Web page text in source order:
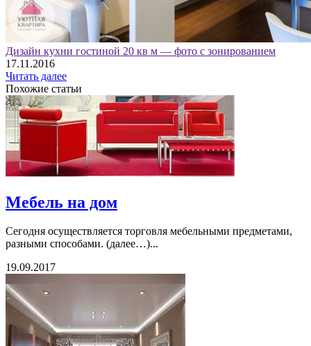
Дизайн кухни гостиной 20 кв м — фото с зонированием
17.11.2016
Читать далее
Похожие статьи
Мебель на дом
Сегодня осуществляется торговля мебельными предметами,
разными способами. (далее…)...
19.09.2017